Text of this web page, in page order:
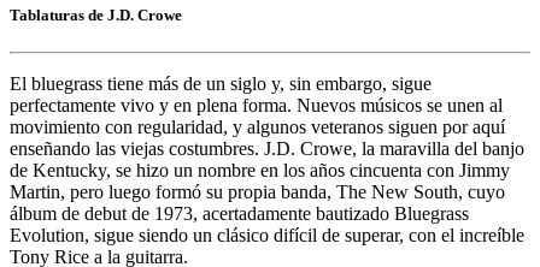
Tablaturas de J.D. Crowe
El bluegrass tiene más de un siglo y, sin embargo, sigue
perfectamente vivo y en plena forma. Nuevos músicos se unen al
movimiento con regularidad, y algunos veteranos siguen por aquí
enseñando las viejas costumbres. J.D. Crowe, la maravilla del banjo
de Kentucky, se hizo un nombre en los años cincuenta con Jimmy
Martin, pero luego formó su propia banda, The New South, cuyo
álbum de debut de 1973, acertadamente bautizado Bluegrass
Evolution, sigue siendo un clásico difícil de superar, con el increíble
Tony Rice a la guitarra.